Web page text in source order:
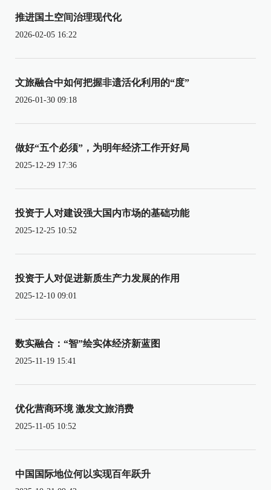
推进国土空间治理现代化
2026-02-05 16:22
文旅融合中如何把握非遗活化利用的“度”
2026-01-30 09:18
做好“五个必须”，为明年经济工作开好局
2025-12-29 17:36
投资于人对建设强大国内市场的基础功能
2025-12-25 10:52
投资于人对促进新质生产力发展的作用
2025-12-10 09:01
数实融合：“智”绘实体经济新蓝图
2025-11-19 15:41
优化营商环境 激发文旅消费
2025-11-05 10:52
中国国际地位何以实现百年跃升